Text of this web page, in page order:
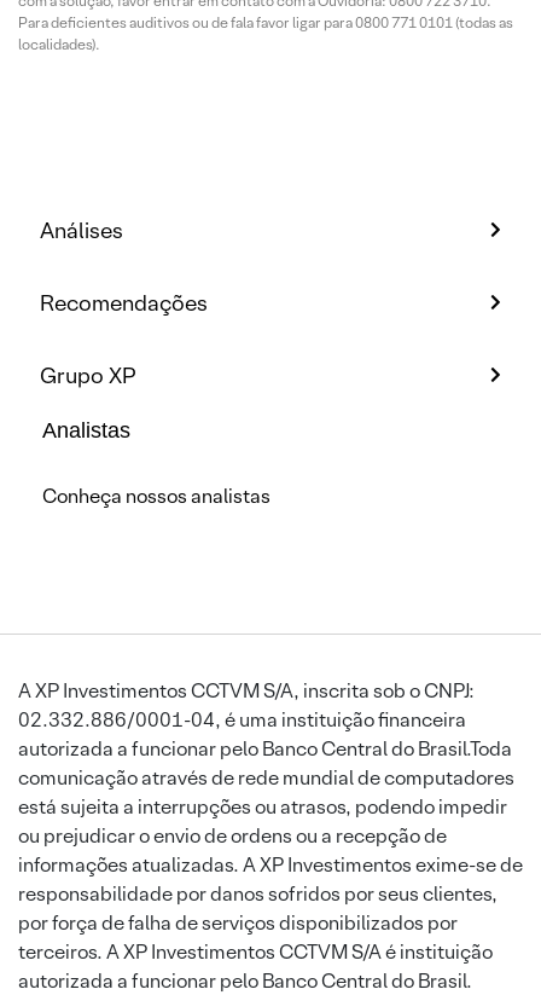
Para deficientes auditivos ou de fala favor ligar para 0800 771 0101 (todas as
localidades).
Análises
Recomendações
Grupo XP
Analistas
Conheça nossos analistas
A XP Investimentos CCTVM S/A, inscrita sob o CNPJ:
02.332.886/0001-04, é uma instituição financeira
autorizada a funcionar pelo Banco Central do Brasil.Toda
comunicação através de rede mundial de computadores
está sujeita a interrupções ou atrasos, podendo impedir
ou prejudicar o envio de ordens ou a recepção de
informações atualizadas. A XP Investimentos exime-se de
responsabilidade por danos sofridos por seus clientes,
por força de falha de serviços disponibilizados por
terceiros. A XP Investimentos CCTVM S/A é instituição
autorizada a funcionar pelo Banco Central do Brasil.